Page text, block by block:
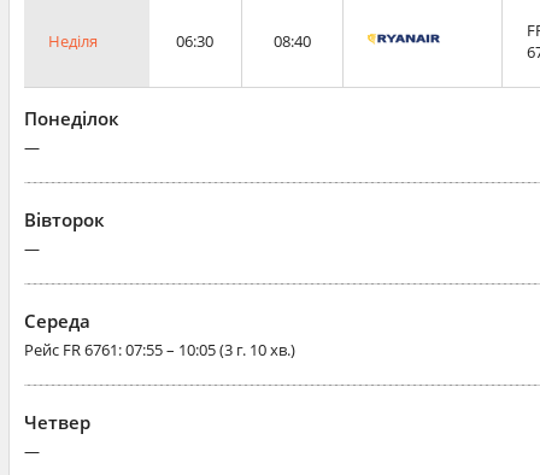
Неділя 06:30 08:40
Понеділок
—
Вівторок
—
Середа
Рейс FR 6761: 07:55 – 10:05 (3 г. 10 хв.)
Четвер
—